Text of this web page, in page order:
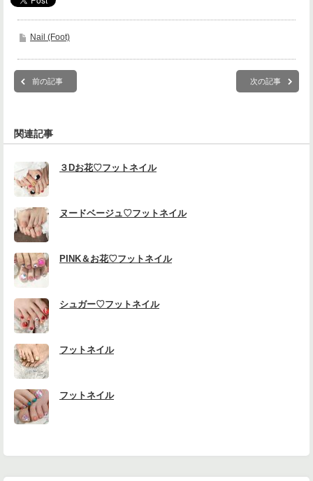
Nail (Foot)
前の記事 次の記事
関連記事
３Dお花♡フットネイル
ヌードベージュ♡フットネイル
PINK＆お花♡フットネイル
シュガー♡フットネイル
フットネイル
フットネイル